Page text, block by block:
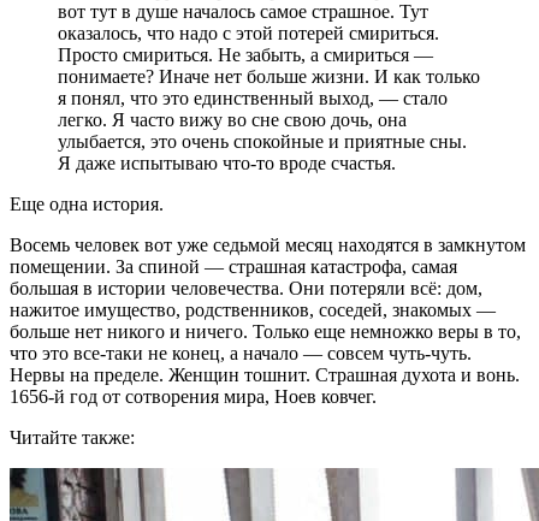
вот тут в душе началось самое страшное. Тут
оказалось, что надо с этой потерей смириться.
Просто смириться. Не забыть, а смириться —
понимаете? Иначе нет больше жизни. И как только
я понял, что это единственный выход, — стало
легко. Я часто вижу во сне свою дочь, она
улыбается, это очень спокойные и приятные сны.
Я даже испытываю что-то вроде счастья.
Еще одна история.
Восемь человек вот уже седьмой месяц находятся в замкнутом
помещении. За спиной — страшная катастрофа, самая
большая в истории человечества. Они потеряли всё: дом,
нажитое имущество, родственников, соседей, знакомых —
больше нет никого и ничего. Только еще немножко веры в то,
что это все-таки не конец, а начало — совсем чуть-чуть.
Нервы на пределе. Женщин тошнит. Страшная духота и вонь.
1656-й год от сотворения мира, Ноев ковчег.
Читайте также: